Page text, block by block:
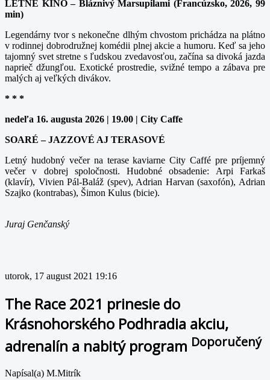
LETNÉ KINO – Bláznivý Marsupilami (Francúzsko, 2026, 99
min)
Legendárny tvor s nekonečne dlhým chvostom prichádza na plátno
v rodinnej dobrodružnej komédii plnej akcie a humoru. Keď sa jeho
tajomný svet stretne s ľudskou zvedavosťou, začína sa divoká jazda
naprieč džungľou. Exotické prostredie, svižné tempo a zábava pre
malých aj veľkých divákov.
* * *
nedeľa 16. augusta 2026 | 19.00 | City Caffe
SOARÉ – JAZZOVÉ AJ TERASOVÉ
Letný hudobný večer na terase kaviarne City Caffé pre príjemný
večer v dobrej spoločnosti. Hudobné obsadenie: Arpi Farkaš
(klavír), Vivien Pál-Baláž (spev), Adrian Harvan (saxofón), Adrian
Szajko (kontrabas), Šimon Kulus (bicie).
Juraj Genčanský
utorok, 17 august 2021 19:16
The Race 2021 prinesie do
Krásnohorského Podhradia akciu,
adrenalín a nabitý program Doporučený
Napísal(a) M.Mitrík